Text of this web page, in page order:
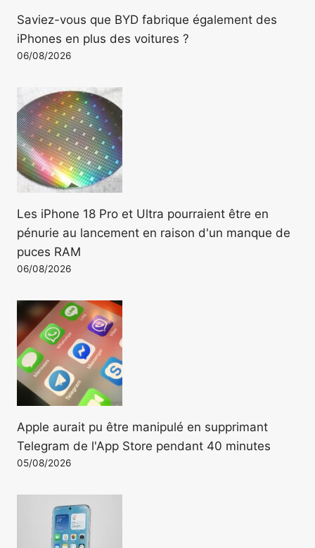
Saviez-vous que BYD fabrique également des
iPhones en plus des voitures ?
06/08/2026
Les iPhone 18 Pro et Ultra pourraient être en
pénurie au lancement en raison d'un manque de
puces RAM
06/08/2026
Apple aurait pu être manipulé en supprimant
Telegram de l'App Store pendant 40 minutes
05/08/2026